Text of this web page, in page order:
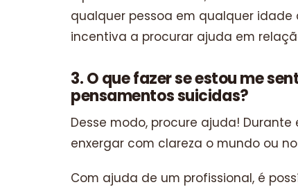
qualquer pessoa em qualquer
incentiva a procurar ajuda em
3. O que fazer se estou me
pensamentos suicidas?
Desse modo, procure ajuda!
enxergar com clareza o mundo ou
Com ajuda de um profissional, é